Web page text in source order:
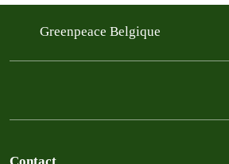
Greenpeace Belgique